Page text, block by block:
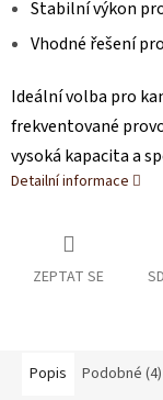
Stabilní výkon
Vhodné řešení
Ideální volba pro
frekventované
vysoká kapacita a
Detailní informace
ZEPTAT SE
Popis Podobné (4)